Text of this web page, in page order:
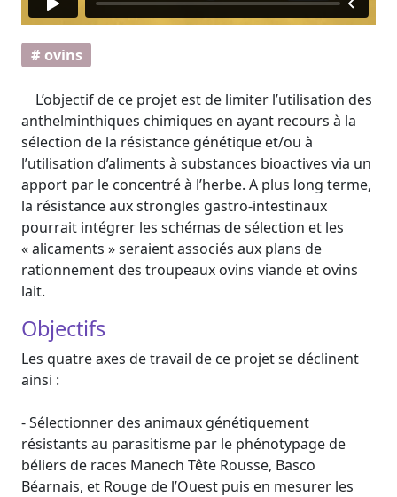
# ovins
L’objectif de ce projet est de limiter l’utilisation des
anthelminthiques chimiques en ayant recours à la
sélection de la résistance génétique et/ou à
l’utilisation d’aliments à substances bioactives via un
apport par le concentré à l’herbe. A plus long terme,
la résistance aux strongles gastro-intestinaux
pourrait intégrer les schémas de sélection et les
« alicaments » seraient associés aux plans de
rationnement des troupeaux ovins viande et ovins
lait.
Objectifs
Les quatre axes de travail de ce projet se déclinent
ainsi :
- Sélectionner des animaux génétiquement
résistants au parasitisme par le phénotypage de
béliers de races Manech Tête Rousse, Basco
Béarnais, et Rouge de l’Ouest puis en mesurer les